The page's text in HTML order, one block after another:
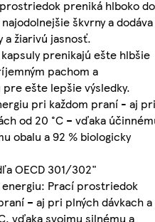
preniká hlboko do
škvrny a dodáva
žiarivú jasnosť.
prenikajú ešte hlbšie
pachom a
pre ešte lepšie výsledky.
pri každom praní - aj pri
od 20 °C – vďaka
obalu a 92 % biologicky
OECD 301/302"
Prací prostriedok
– aj pri plných dávkach a
vďaka svojmu silnému a